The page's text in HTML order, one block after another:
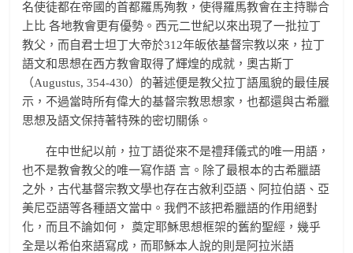
名使徒都在帝國的首都羅馬殉教，使得羅馬教會在主持聯合
上比 各地教會更有優勢。西元二世紀以來出現了一批拉丁
教父，而自君士坦丁大帝於312年皈依基督宗教以來，拉丁
語文和思想在西方教會取得了輝煌的成就，奧古斯丁
（Augustus, 354-430）的著述便是教父拉丁語風貌的最佳展
示，不過當時所有偉大的基督宗教思想家，也都還與古希臘
思想及語文保持著特殊的密切關係。
在中世紀以前，拉丁語從來不是禮拜儀式的唯一用語，
也不是教會教父的唯一寫作語 言。除了最根本的古希臘語
之外，古代基督宗教文學也存在古敘利亞語、阿拉伯語、亞
美尼亞語等各種語文當中。我們不該把希臘語的作用絕對
化，而且不論如何， 奠定耶穌思想框架的舊約聖經，幾乎
全是以希伯來語寫成，而耶穌本人說的則是阿拉米語